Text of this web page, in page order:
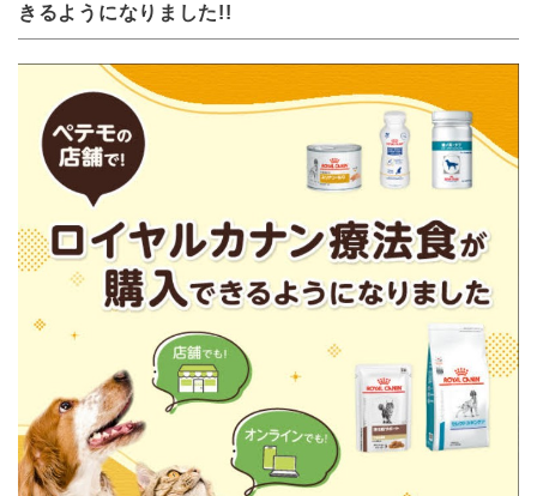
きるようになりました!!